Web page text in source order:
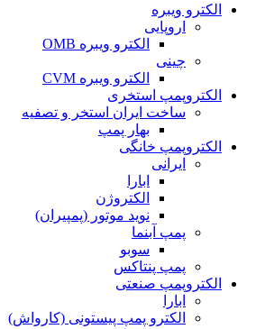
الکترو ویبره
اروپایی
الکترو ویبره OMB
چینی
الکترو ویبره CVM
الکتروپمپ استخری
ساخت ایران استخر و تصفیه
بهار پمپ
الکتروپمپ خانگی
ایرانی
ابارا
الکتروژن
نوید موتور (پمپیران)
پمپ آبنما
سوبو
پمپ پنتاکس
الکتروپمپ صنعتی
ابارا
الکترو پمپ پیستونی (کارواش)